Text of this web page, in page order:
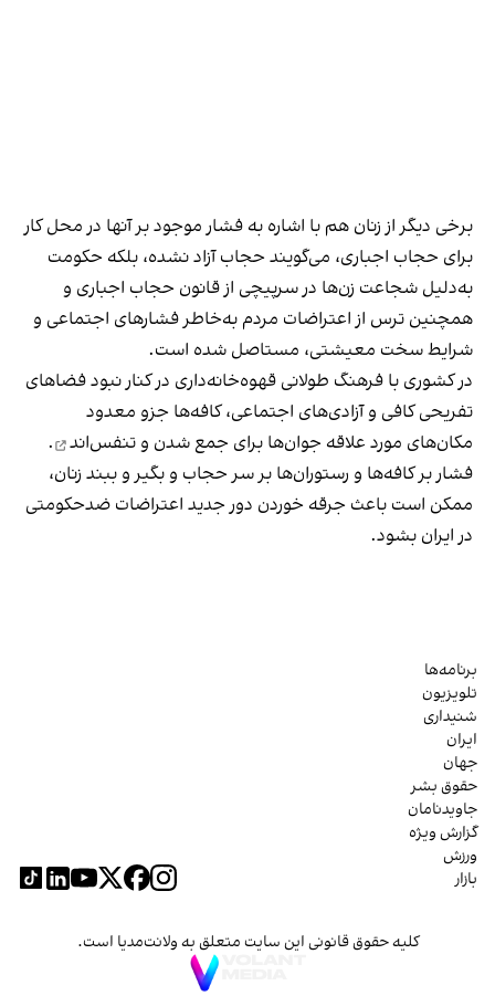
برخی دیگر از زنان هم با اشاره به فشار موجود بر آنها در محل کار
برای حجاب اجباری، می‌گویند حجاب آزاد نشده، بلکه حکومت
به‌دلیل شجاعت زن‌ها در سرپیچی از قانون حجاب اجباری و
همچنین ترس از اعتراضات مردم به‌خاطر فشارهای اجتماعی و
شرایط سخت معیشتی، مستاصل شده است.
در کشوری با فرهنگ طولانی قهوه‌‌خانه‌داری در کنار نبود فضاهای
تفریحی کافی و آزادی‌های اجتماعی، کافه‌ها جزو معدود
مکان‌های مورد علاقه جوان‌ها برای جمع شدن و تنفس‌اند
.
فشار بر کافه‌ها و رستوران‌ها بر سر حجاب و بگیر و ببند زنان،
ممکن است باعث جرقه خوردن دور جدید اعتراضات ضدحکومتی
در ایران بشود.
برنامه‌ها
تلویزیون
شنیداری
ایران
جهان
حقوق بشر
جاویدنامان
گزارش ویژه
ورزش
بازار
کلیه حقوق قانونی این سایت متعلق به ولانت‌مدیا است.